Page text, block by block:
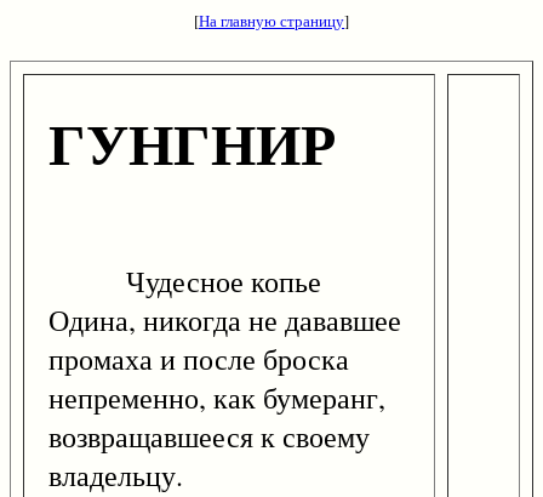
[На главную страницу]
ГУНГНИР
Чудесное копье
Одина, никогда не дававшее
промаха и после броска
непременно, как бумеранг,
возвращавшееся к своему
владельцу.